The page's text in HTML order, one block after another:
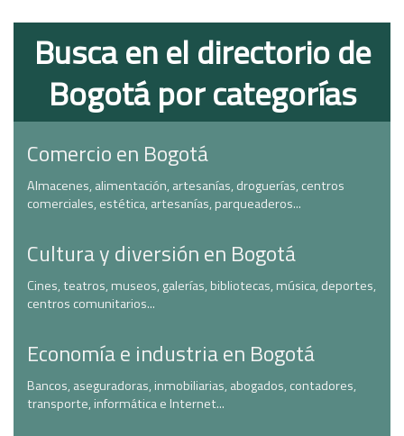
Busca en el directorio de
Bogotá por categorías
Comercio en Bogotá
Almacenes, alimentación, artesanías, droguerías, centros
comerciales, estética, artesanías, parqueaderos...
Cultura y diversión en Bogotá
Cines, teatros, museos, galerías, bibliotecas, música, deportes,
centros comunitarios...
Economía e industria en Bogotá
Bancos, aseguradoras, inmobiliarias, abogados, contadores,
transporte, informática e Internet...